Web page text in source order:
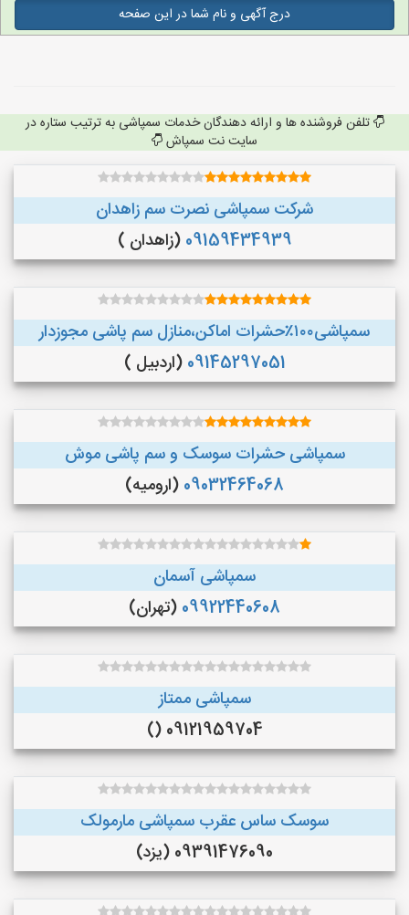
درج آگهی و نام شما در این صفحه
تلفن فروشنده ها و ارائه دهندگان خدمات سمپاشی به ترتیب ستاره در
سایت نت سمپاش
شرکت سمپاشی نصرت سم زاهدان
09159434939 (زاهدان )
سمپاشی۱۰۰٪حشرات اماکن،منازل سم پاشی مجوزدار
09145297051 (اردبیل )
سمپاشی حشرات سوسک و سم پاشی موش
09032464068 (ارومیه)
سمپاشی آسمان
09922440608 (تهران)
سمپاشی ممتاز
09121959704 ()
سوسک ساس عقرب سمپاشی مارمولک
09391476090 (یزد)